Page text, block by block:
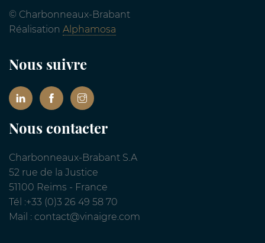
© Charbonneaux-Brabant
Réalisation Alphamosa
Nous suivre
Nous contacter
Charbonneaux-Brabant S.A
52 rue de la Justice
51100 Reims - France
Tél :+33 (0)3 26 49 58 70
Mail : contact@vinaigre.com